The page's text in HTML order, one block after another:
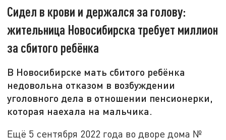
Сидел в крови и держался за голову:
жительница Новосибирска требует миллион
за сбитого ребёнка
В Новосибирске мать сбитого ребёнка
недовольна отказом в возбуждении
уголовного дела в отношении пенсионерки,
которая наехала на мальчика.
Ещё 5 сентября 2022 года во дворе дома №